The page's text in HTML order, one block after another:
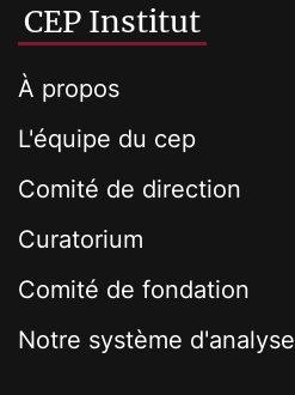
CEP Institut
À propos
L'équipe du cep
Comité de direction
Curatorium
Comité de fondation
Notre système d'analyse